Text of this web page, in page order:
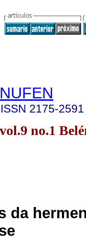
ISSN 2175-2591
no.1
da